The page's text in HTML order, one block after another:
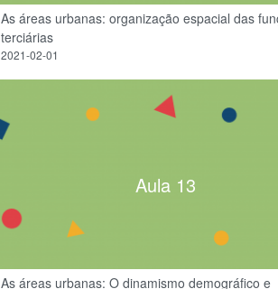
As áreas urbanas: organização espacial das
terciárias
2021-02-01
Aula 13
As áreas urbanas: O dinamismo demográfico e